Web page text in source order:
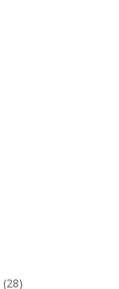
(28)